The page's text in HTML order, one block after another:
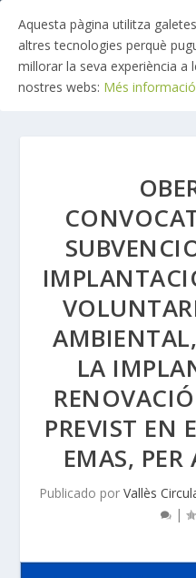
LA
PREVIST EN
EMAS, PER
Publicado por Vallès
|
Aquesta pàgina utilitza
altres tecnologies perquè
millorar la seva experiència a
nostres webs: Més